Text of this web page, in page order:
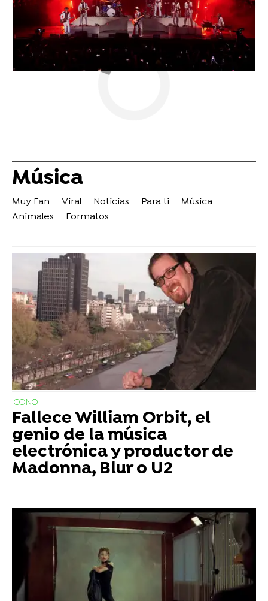
Música
Muy Fan Viral Noticias Para ti
Música
Animales
Formatos
ICONO
Fallece William Orbit, el
genio de la música
electrónica y productor de
Madonna, Blur o U2